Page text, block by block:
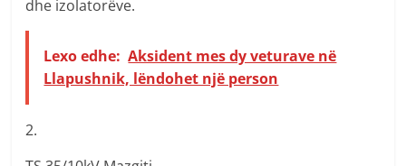
dhe izolatorëve.
Lexo edhe: Aksident mes dy veturave në
Llapushnik, lëndohet një person
2.